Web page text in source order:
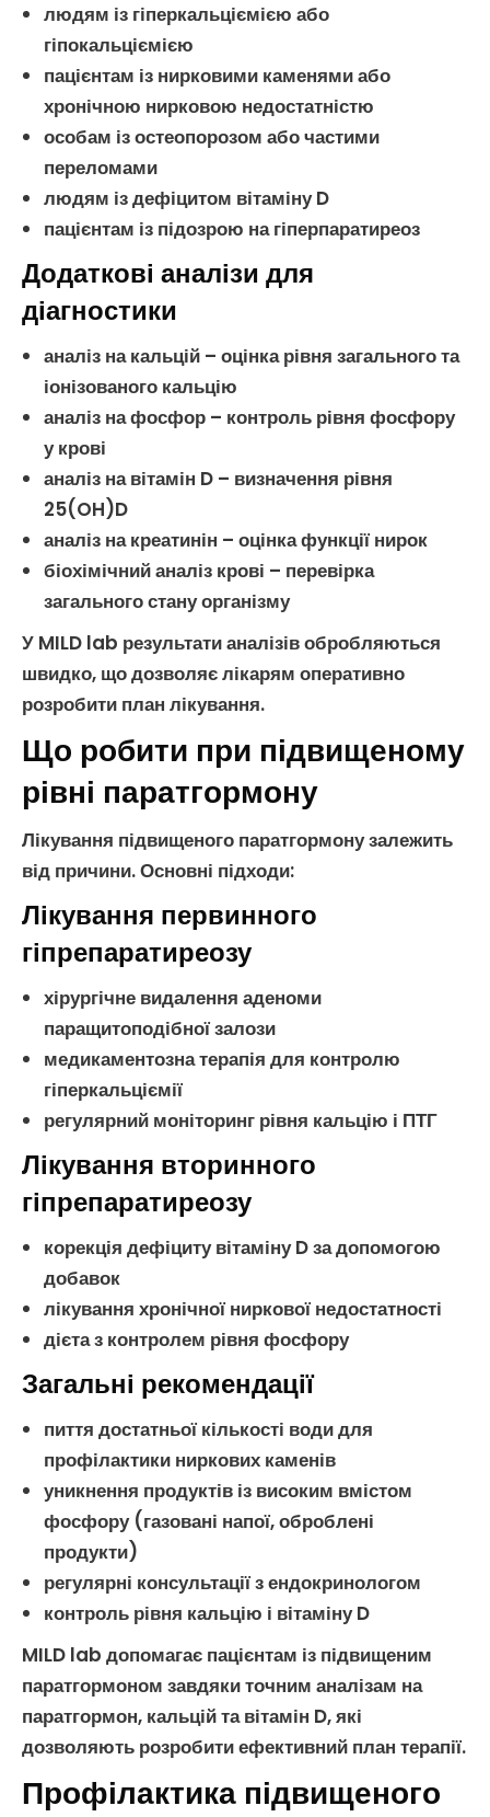
людям із гіперкальціємією або
гіпокальціємією
пацієнтам із нирковими каменямиабо
хронічною нирковою недостатністю
особам ізостеопорозом або частими
переломами
людям іздефіцитом вітаміну D
пацієнтам із підозрою нагіперпаратиреоз
Додаткові аналізи для
діагностики
аналіз на кальцій – оцінка рівня загального та
іонізованого кальцію
аналіз на фосфор – контроль рівня фосфору
у крові
аналіз на вітамін D – визначення рівня
25(OH)D
аналіз на креатинін – оцінка функції нирок
біохімічний аналіз крові – перевірка
загального стану організму
У MILD lab результати аналізів обробляються
швидко, що дозволяє лікарям оперативно
розробити план лікування.
Що робити при підвищеному
рівні паратгормону
Лікування підвищеного паратгормонузалежить
від причини. Основні підходи:
Лікування первинного
гіпрепаратиреозу
хірургічне видалення аденоми
паращитоподібної залози
медикаментозна терапія для контролю
гіперкальціємії
регулярний моніторинг рівня кальцію і ПТГ
Лікування вторинного
гіпрепаратиреозу
корекція дефіциту вітаміну Dза допомогою
добавок
лікування хронічної ниркової недостатності
дієта з контролем рівня фосфору
Загальні рекомендації
пиття достатньої кількості води для
профілактики ниркових каменів
уникнення продуктів із високим вмістом
фосфору(газовані напої, оброблені
продукти)
регулярні консультації з ендокринологом
контроль рівня кальцію і вітаміну D
MILD lab допомагає пацієнтам із підвищеним
паратгормоном завдяки точним аналізам на
паратгормон, кальційтавітамін D, які
дозволяють розробити ефективний план терапії.
Профілактика підвищеного